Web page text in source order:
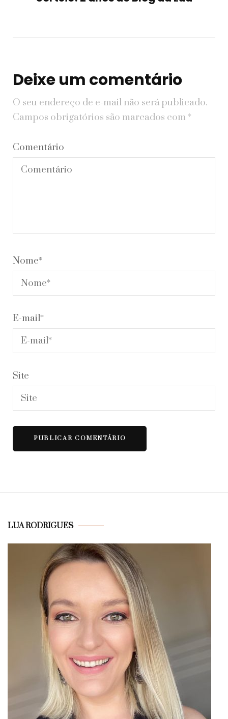
Deixe um comentário
O seu endereço de e-mail não será publicado.
Campos obrigatórios são marcados com *
Comentário
Nome*
E-mail*
Site
LUA RODRIGUES